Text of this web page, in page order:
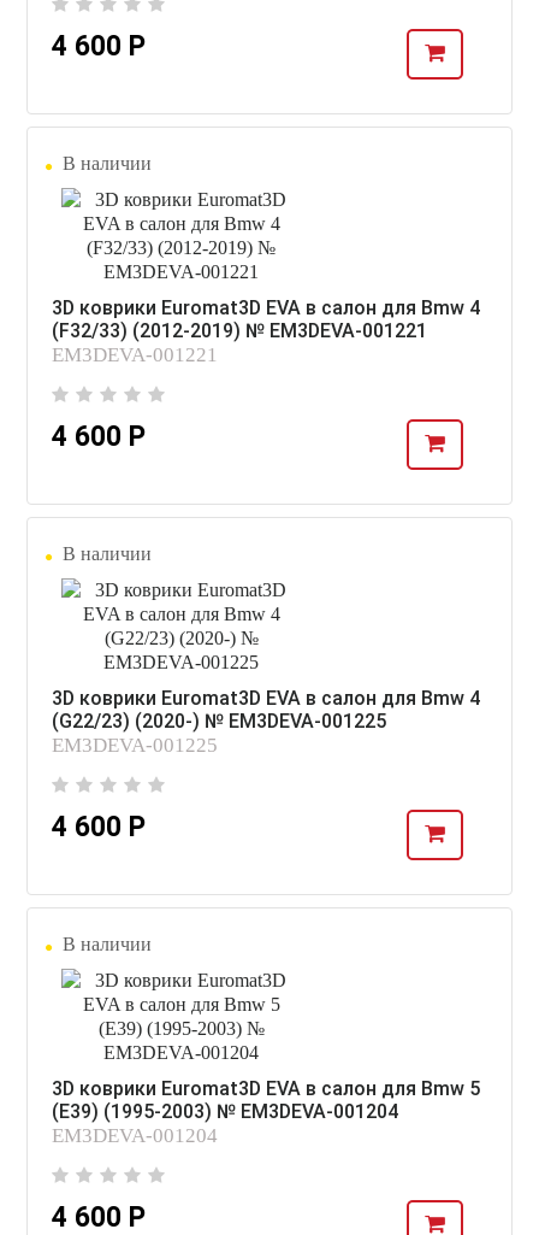
4 600 Р
В наличии
3D коврики Euromat3D EVA в салон для Bmw 4
(F32/33) (2012-2019) № EM3DEVA-001221
EM3DEVA-001221
4 600 Р
В наличии
3D коврики Euromat3D EVA в салон для Bmw 4
(G22/23) (2020-) № EM3DEVA-001225
EM3DEVA-001225
4 600 Р
В наличии
3D коврики Euromat3D EVA в салон для Bmw 5
(E39) (1995-2003) № EM3DEVA-001204
EM3DEVA-001204
4 600 Р